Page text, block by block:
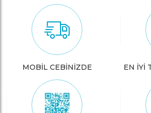
MOBİL CEBİNİZDE EN İYİ